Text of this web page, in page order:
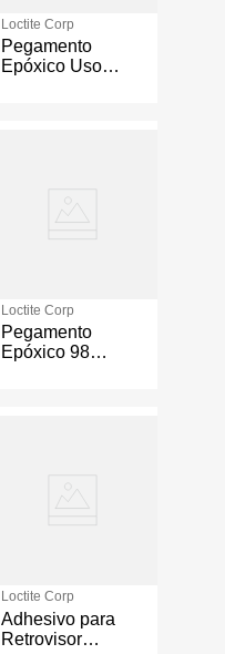
Loctite Corp
Pegamento
Epóxico Uso
Loctite Corp
Pegamento
Epóxico 98
Loctite Corp
Adhesivo para
Retrovisor